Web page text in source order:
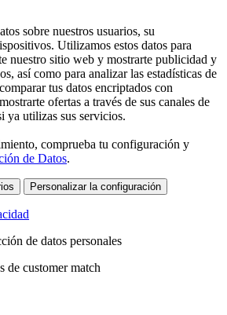
sobre nuestros usuarios, su
Utilizamos estos datos para
nuestro sitio web y mostrarte publicidad y
así como para analizar las estadísticas de
tus datos encriptados con
ofertas a través de sus canales de
ya utilizas sus servicios.
comprueba tu configuración y
de Datos.
Personalizar la configuración
de datos personales
de customer match